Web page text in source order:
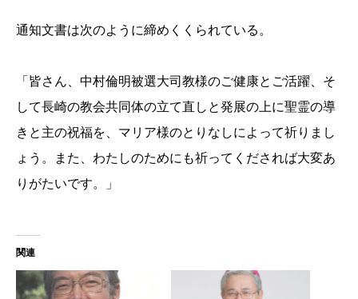
通知文書は次のように締めくくられている。
「皆さん、中村倫明被選大司教様のご健康とご活躍、そ
して長崎の教会共同体の立て直しと発展の上に聖霊の導
きと主の祝福を、マリア様のとりなしによって祈りまし
ょう。また、わたしのためにも祈ってくだされば大変あ
りがたいです。」
関連